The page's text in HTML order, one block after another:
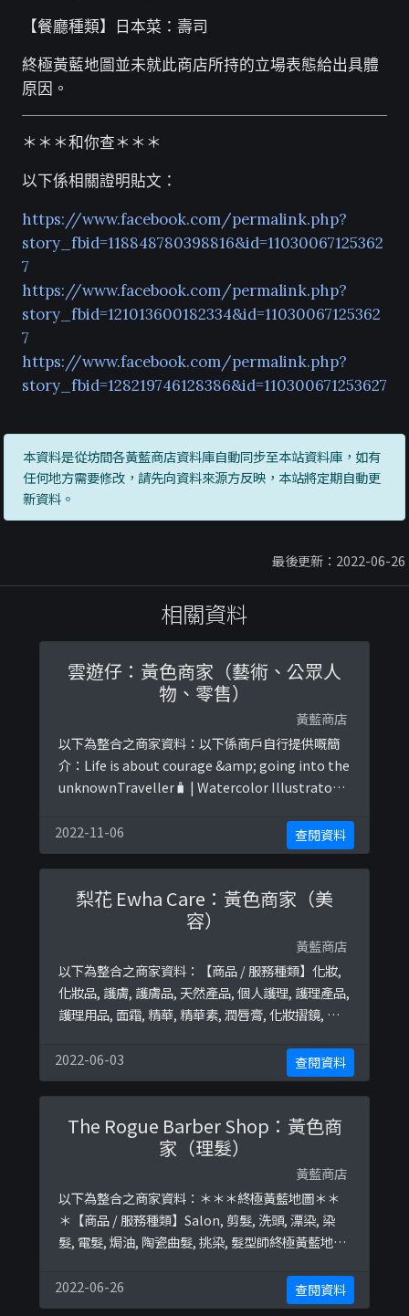
【餐廳種類】日本菜：壽司
終極黃藍地圖並未就此商店所持的立場表態給出具體
原因。
＊＊＊和你查＊＊＊
以下係相關證明貼文：
https://www.facebook.com/permalink.php?
story_fbid=118848780398816&id=11030067125362
7
https://www.facebook.com/permalink.php?
story_fbid=121013600182334&id=11030067125362
7
https://www.facebook.com/permalink.php?
story_fbid=128219746128386&id=110300671253627
本資料是從坊間各黃藍商店資料庫自動同步至本站資料庫，如有
任何地方需要修改，請先向資料來源方反映，本站將定期自動更
新資料。
最後更新：2022-06-26
相關資料
雲遊仔：黃色商家（藝術、公眾人
物、零售）
黃藍商店
以下為整合之商家資料：以下係商戶自行提供嘅簡
介：Life is about courage &amp; going into the
unknownTraveller🧳 | Watercolor Illustrator
明貼文：
https://www.facebook.com/wanderaart/phot
os/a.278 ...
2022-11-06 查閱資料
梨花 Ewha Care：黃色商家（美
容）
黃藍商店
以下為整合之商家資料：【商品 / 服務種類】化妝,
化妝品, 護膚, 護膚品, 天然產品, 個人護理, 護理產品,
護理用品, 面霜, 精華, 精華素, 潤唇膏, 化妝摺鏡, 膠
暗瘡, 卸妝膏, 卸妝, 保濕, 補濕, 爽膚水, toner, 面膜,
mask, 保濕柔膚乳, 潤膚乳, body lotion, 爽膚綿終
極黃藍地圖並未 ...
2022-06-03 查閱資料
The Rogue Barber Shop：黃色商
家（理髮）
黃藍商店
以下為整合之商家資料：＊＊＊終極黃藍地圖＊＊
＊【商品 / 服務種類】Salon, 剪髮, 洗頭, 漂染, 染
髮, 電髮, 焗油, 陶瓷曲髮, 挑染, 髮型師終極黃藍地圖
＊和你查＊＊＊以下係商戶自行提供嘅簡介：◾元朗
馬田路怡豐花園B座地下2號舖(Salamat Cafe側巷
2022-06-26 查閱資料